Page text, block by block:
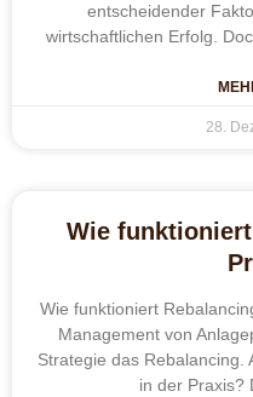
entscheidender
wirtschaftlichen Erfolg.
28.
Wie
Wie funktioniert
Management von
Strategie das Rebalancing.
in der Praxis?